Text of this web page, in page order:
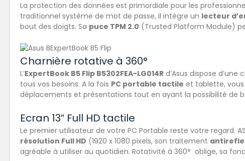
La protection des données est primordiale pour les
traditionnel système de mot de passe, il intègre un lecteur
bout des doigts. Sa puce TPM 2.0 (Trusted Platform Module)
Charnière rotative à 360°
L’ExpertBook B5 Flip B5302FEA-LG014R d’Asus dispose d’une
tous vos besoins. A la fois PC portable tactile et tablette, vous
déplacements et présentations tout en ayant la possibilité de
Ecran 13″ Full HD tactile
Le premier utilisateur de votre PC Portable reste votre regard.
résolution Full HD (1920 x 1080 pixels, son traitement
agréable à utiliser au quotidien. Rotativité à 360° oblige, sa